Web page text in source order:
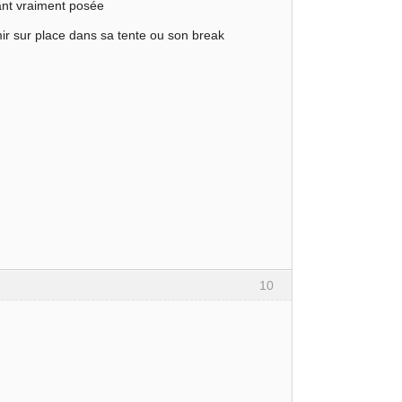
vraiment posée
sur place dans sa tente ou son break
10